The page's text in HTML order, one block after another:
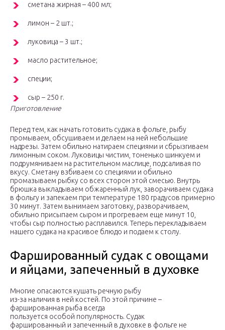
сметана жирная – 400 мл;
лимон – 2 шт.;
луковица – 3 шт.;
масло растительное;
специи;
сыр – 250 г.
Приготовление
Перед тем, как начать готовить судака в фольге, рыбу
промываем, обсушиваем и делаем на ней небольшие
надрезы. Затем обильно натираем специями и сбрызгиваем
лимонным соком. Луковицы чистим, тоненько шинкуем и
подрумяниваем на растительном маслице, подсаливая по
вкусу. Сметану взбиваем со специями и обильно
промазываем рыбку со всех сторон этой смесью. Внутрь
брюшка выкладываем обжаренный лук, заворачиваем судака
в фольгу и запекаем при температуре 180 градусов примерно
30 минут. Затем вынимаем заготовку, разворачиваем,
обильно присыпаем сыром и прогреваем еще минут 10,
чтобы сыр полностью расплавился. Теперь перекладываем
нашего судака на красивое блюдо и подаем к столу.
Фаршированный судак с овощами
и яйцами, запеченный в духовке
Многие опасаются кушать речную рыбу
из-за наличия в ней костей. По этой причине –
фаршированная рыба всегда
пользуется особой популярность. Судак
фаршированный и запеченный в духовке в фольге не